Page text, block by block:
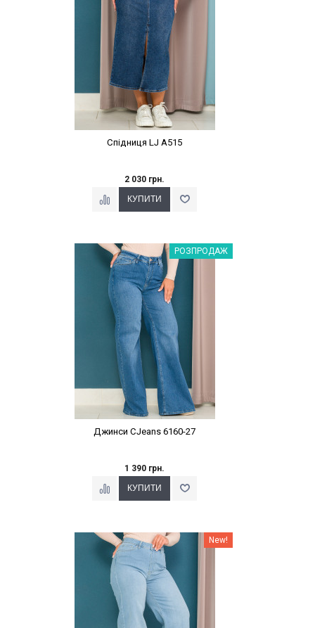
Спідниця LJ A515
2 030 грн.
Наклейки Варіант з %РОЗПРОДАЖ
Джинси CJeans 6160-27
1 390 грн.
Наклейки Варіант з % New!